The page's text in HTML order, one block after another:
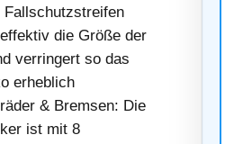
Fallschutzstreifen
die Größe der
verringert so das
erheblich
& Bremsen: Die
ist mit 8